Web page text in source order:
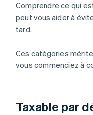
Comprendre ce qui
peut vous aider à
tard.
Ces catégories
vous commenciez à
Taxable par